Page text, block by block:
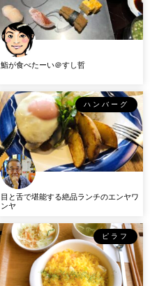
鮨が食べたーい＠すし哲
ハンバーグ
目と舌で堪能する絶品ランチのエンヤワ
ンヤ
ピラフ